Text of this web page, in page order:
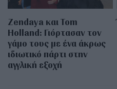
Zendaya και Tom
Holland: Γιόρτασαν τον
γάμο τους με ένα άκρως
ιδιωτικό πάρτι στην
αγγλική εξοχή